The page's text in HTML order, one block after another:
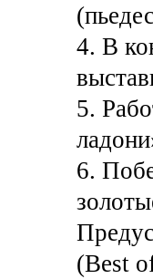
4. В
5.
6.
(Best